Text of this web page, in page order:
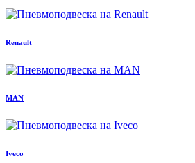
Renault
MAN
Iveco